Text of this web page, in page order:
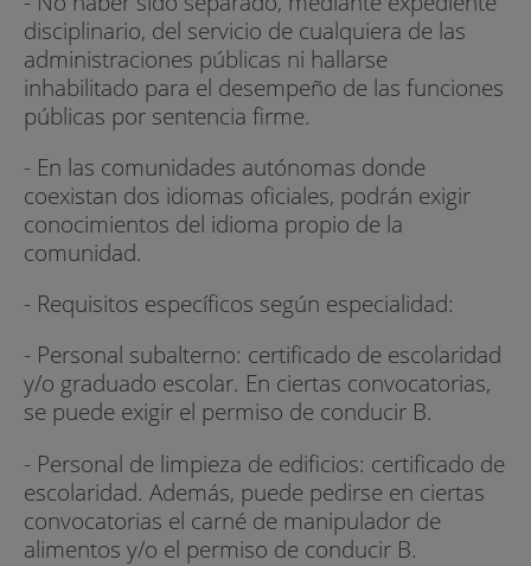
disciplinario, del servicio de cualquiera de las
administraciones públicas ni hallarse
inhabilitado para el desempeño de las funciones
públicas por sentencia firme.
- En las comunidades autónomas donde
coexistan dos idiomas oficiales, podrán exigir
conocimientos del idioma propio de la
comunidad.
- Requisitos específicos según especialidad:
- Personal subalterno: certificado de escolaridad
y/o graduado escolar. En ciertas convocatorias,
se puede exigir el permiso de conducir B.
- Personal de limpieza de edificios: certificado de
escolaridad. Además, puede pedirse en ciertas
convocatorias el carné de manipulador de
alimentos y/o el permiso de conducir B.